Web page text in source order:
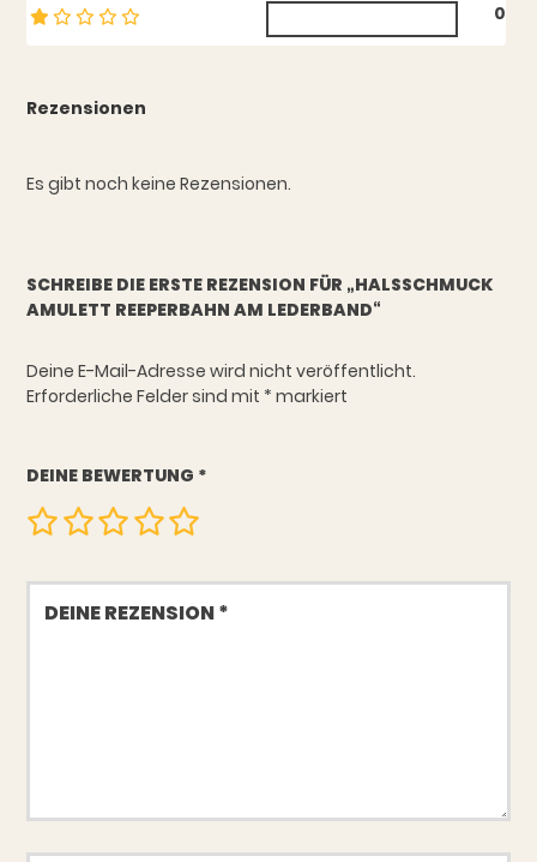
Rezensionen
Es gibt noch keine Rezensionen.
0
SCHREIBE DIE ERSTE REZENSION FÜR „HALSSCHMUCK
AMULETT REEPERBAHN AM LEDERBAND“
Deine E-Mail-Adresse wird nicht veröffentlicht.
Erforderliche Felder sind mit * markiert
DEINE BEWERTUNG *
Deine
Rezension